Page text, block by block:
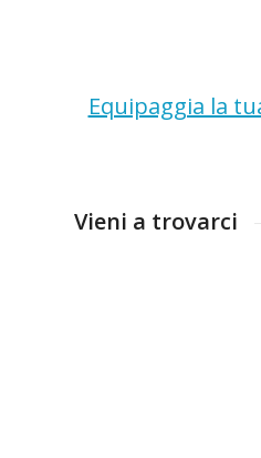
Equipaggia la
Vieni a trovarci